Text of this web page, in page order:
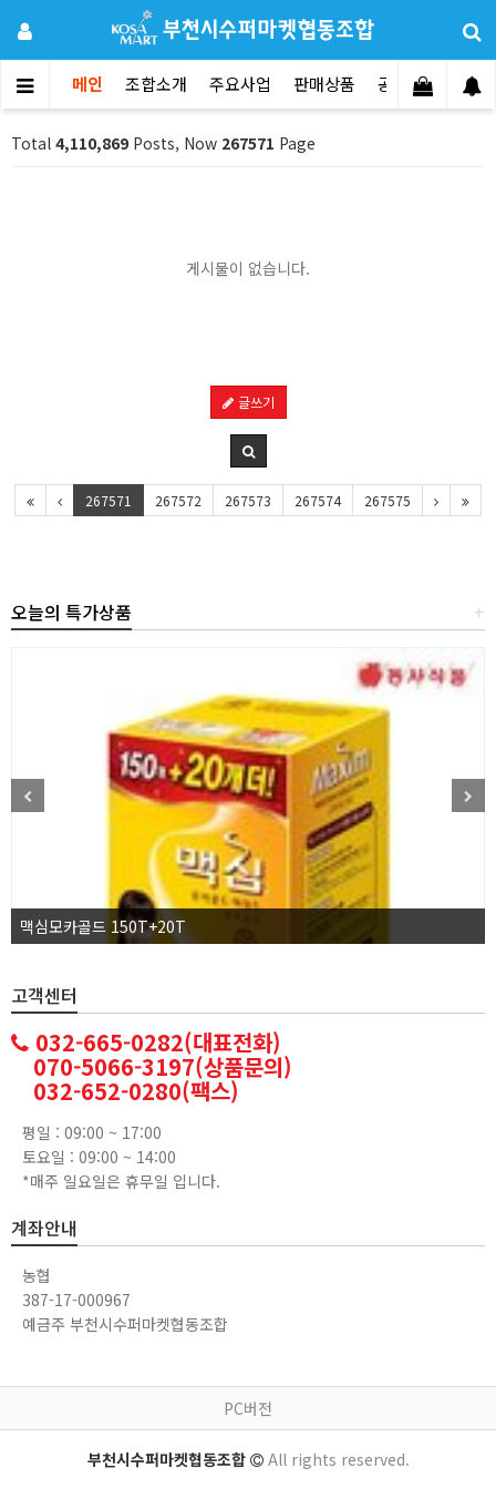
메인 조합소개 주요사업 판매상품 공지사항 문
Total 4,110,869 Posts, Now 267571 Page
게시물이 없습니다.
글쓰기
267571 267572 267573 267574 267575
+
오늘의 특가상품
맥심모카골드 150T+20T
고객센터
032-665-0282(대표전화)
070-5066-3197(상품문의)
032-652-0280(팩스)
평일 : 09:00 ~ 17:00
토요일 : 09:00 ~ 14:00
*매주 일요일은 휴무일 입니다.
계좌안내
농협
387-17-000967
예금주 부천시수퍼마켓협동조합
PC버전
부천시수퍼마켓협동조합 All rights reserved.